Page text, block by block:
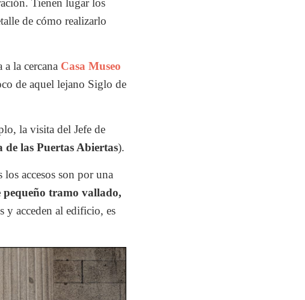
Tienen lugar los
de cómo realizarlo
la cercana Casa Museo
de aquel lejano Siglo de
la visita del Jefe de
de las Puertas Abiertas).
accesos son por una
pequeño tramo vallado,
y acceden al edificio, es